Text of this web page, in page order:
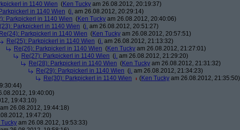
in 1140 Wien (Ken Tucky am 26.08.2012, 20:19:37)
in 1140 Wien (j. am 26.08.2012, 20:29:14)
Parkpickerl in 1140 Wien (Ken Tucky am 26.08.2012, 20:40:06)
Parkpickerl in 1140 Wien (j. am 26.08.2012, 20:51:27)
Re(24): Parkpickerl in 1140 Wien (Ken Tucky am 26.08.2012, 20:57:51)
Re(25): Parkpickerl in 1140 Wien (j. am 26.08.2012, 21:13:32)
Re(26): Parkpickerl in 1140 Wien (Ken Tucky am 26.08.2012, 21:27:01)
Re(27): Parkpickerl in 1140 Wien (j. am 26.08.2012, 21:29:20)
Re(28): Parkpickerl in 1140 Wien (Ken Tucky am 26.08.2012, 21:31:32)
Re(29): Parkpickerl in 1140 Wien (j. am 26.08.2012, 21:34:23)
Re(30): Parkpickerl in 1140 Wien
(Ken Tucky am 26.08.2012, 21:35:50)
19:40:00)
19:43:10)
am 26.08.2012, 19:44:18)
19:47:20)
Tucky am 26.08.2012, 19:53:33)